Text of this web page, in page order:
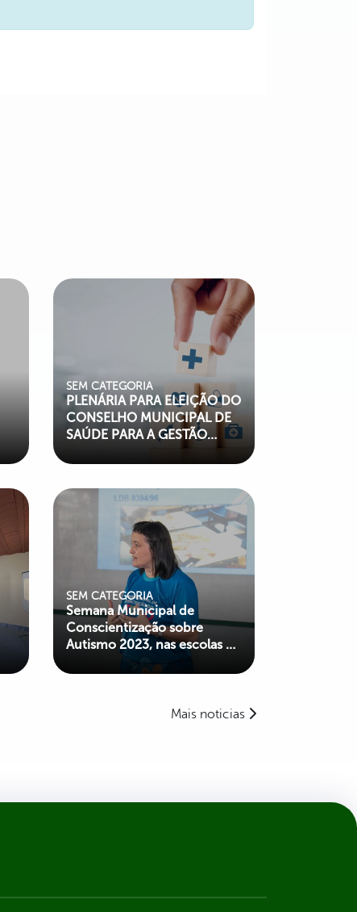
SEM CATEGORIA
PLENÁRIA PARA ELEIÇÃO DO
CONSELHO MUNICIPAL DE
SAÚDE PARA A GESTÃO
SEM CATEGORIA
Semana Municipal de
Conscientização sobre
Autismo 2023, nas escolas da
Mais noticias